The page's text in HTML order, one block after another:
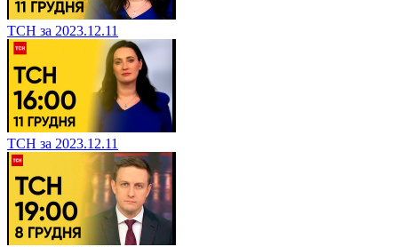
ТСН за 2023.12.11
ТСН за 2023.12.11